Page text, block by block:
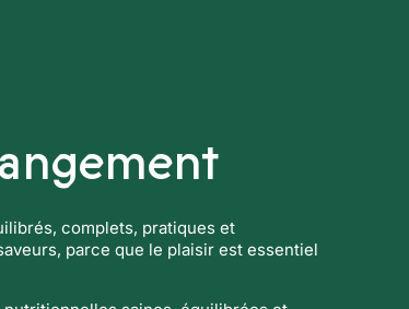
complets, pratiques et
parce que le plaisir est essentiel